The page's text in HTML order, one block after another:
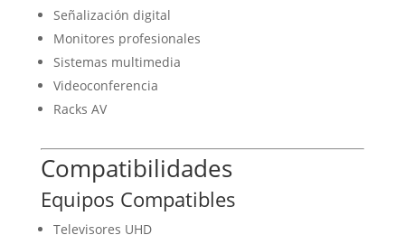
Señalización digital
Monitores profesionales
Sistemas multimedia
Videoconferencia
Racks AV
Compatibilidades
Equipos Compatibles
Televisores UHD